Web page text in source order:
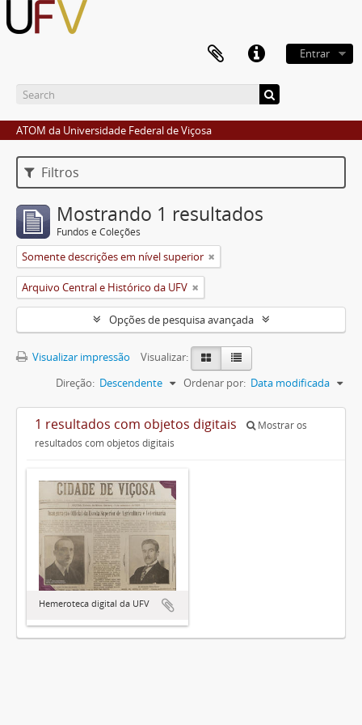
Entrar
ATOM da Universidade Federal de Viçosa
Filtros
Mostrando 1 resultados
Fundos e Coleções
Somente descrições em nível superior
Arquivo Central e Histórico da UFV
Opções de pesquisa avançada
Visualizar impressão
Visualizar:
Ordenar por: Data modificada
Direção: Descendente
1 resultados com objetos digitais
Mostrar os
resultados com objetos digitais
Hemeroteca digital da UFV